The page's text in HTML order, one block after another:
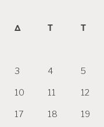
Δ Τ Τ
3 4 5
10 11 12
17 18 19